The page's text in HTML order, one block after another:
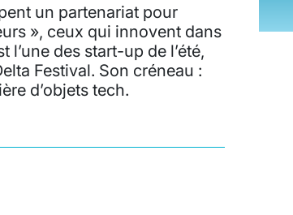
un partenariat pour
», ceux qui innovent dans
l’une des start-up de l’été,
Festival. Son créneau :
d’objets tech.